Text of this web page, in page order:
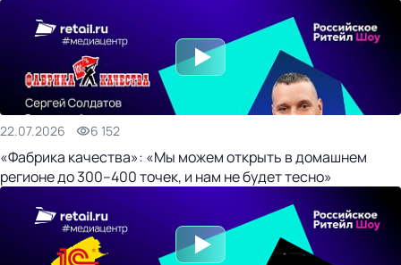
22.07.2026 6 152
«Фабрика качества»: «Мы можем открыть в домашнем
регионе до 300–400 точек, и нам не будет тесно»